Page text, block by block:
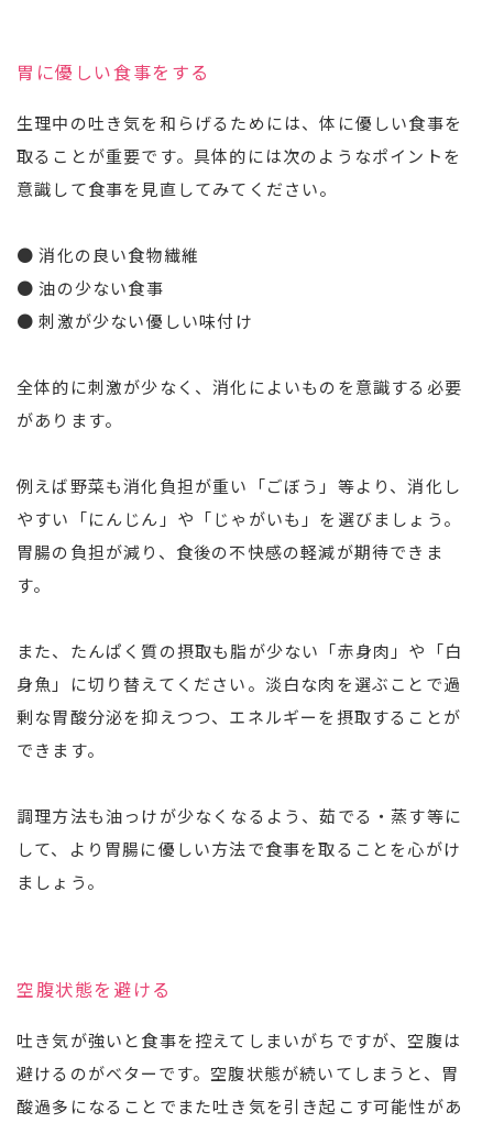
胃に優しい食事をする
生理中の吐き気を和らげるためには、体に優しい食事を
取ることが重要です。具体的には次のようなポイントを
意識して食事を見直してみてください。
● 消化の良い食物繊維
● 油の少ない食事
● 刺激が少ない優しい味付け
全体的に刺激が少なく、消化によいものを意識する必要
があります。
例えば野菜も消化負担が重い「ごぼう」等より、消化し
やすい「にんじん」や「じゃがいも」を選びましょう。
胃腸の負担が減り、食後の不快感の軽減が期待できま
す。
また、たんぱく質の摂取も脂が少ない「赤身肉」や「白
身魚」に切り替えてください。淡白な肉を選ぶことで過
剰な胃酸分泌を抑えつつ、エネルギーを摂取することが
できます。
調理方法も油っけが少なくなるよう、茹でる・蒸す等に
して、より胃腸に優しい方法で食事を取ることを心がけ
ましょう。
空腹状態を避ける
吐き気が強いと食事を控えてしまいがちですが、空腹は
避けるのがベターです。空腹状態が続いてしまうと、胃
酸過多になることでまた吐き気を引き起こす可能性があ